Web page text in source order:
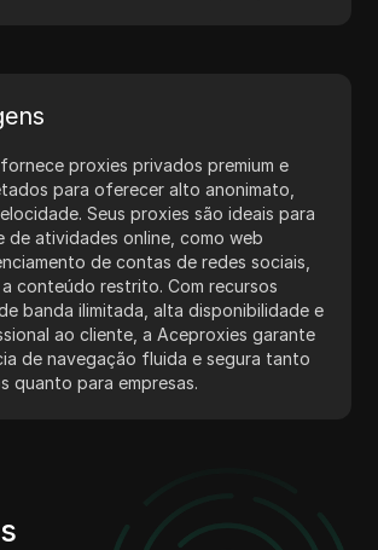
proxies privados premium e
para oferecer alto anonimato,
Seus proxies são ideais para
de atividades online, como web
de contas de redes sociais,
a conteúdo restrito. Com recursos
banda ilimitada, alta disponibilidade e
ao cliente, a Aceproxies garante
de navegação fluida e segura tanto
quanto para empresas.